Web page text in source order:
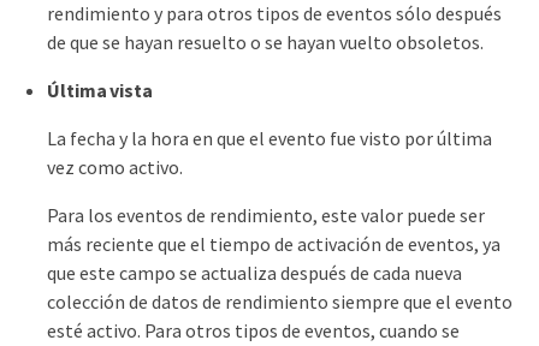
rendimiento y para otros tipos de eventos sólo después
de que se hayan resuelto o se hayan vuelto obsoletos.
Última vista
La fecha y la hora en que el evento fue visto por última
vez como activo.
Para los eventos de rendimiento, este valor puede ser
más reciente que el tiempo de activación de eventos, ya
que este campo se actualiza después de cada nueva
colección de datos de rendimiento siempre que el evento
esté activo. Para otros tipos de eventos, cuando se